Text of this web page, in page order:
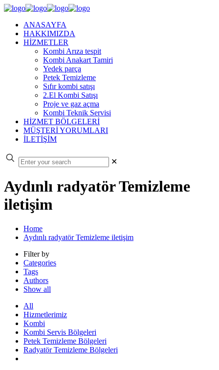
ANASAYFA
HAKKIMIZDA
HİZMETLER
Kombi Arıza tespit
Kombi Anakart Tamiri
Yedek parça
Petek Temizleme
Sıfır kombi satışı
2.El Kombi Satışı
Proje ve gaz açma
Kombi Teknik Servisi
HİZMET BÖLGELERİ
MÜŞTERİ YORUMLARI
İLETİŞİM
✕
Aydınlı radyatör Temizleme
iletişim
Home
Aydınlı radyatör Temizleme iletişim
Filter by
Categories
Tags
Authors
Show all
All
Hizmetlerimiz
Kombi
Kombi Servis Bölgeleri
Petek Temizleme Bölgeleri
Radyatör Temizleme Bölgeleri